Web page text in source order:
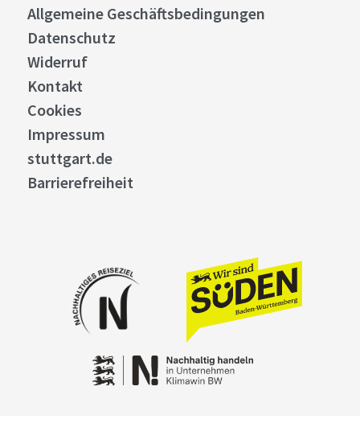
Allgemeine Geschäftsbedingungen
Datenschutz
Widerruf
Kontakt
Cookies
Impressum
stuttgart.de
Barrierefreiheit